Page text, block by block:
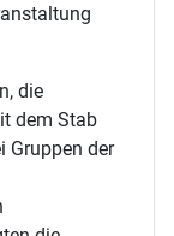
die
dem Stab
Gruppen der